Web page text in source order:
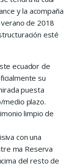
y la acompaña
de 2018
esté
ecuador de
su
puesta
medio plazo.
limpio de
con una
ma Reserva
del resto de